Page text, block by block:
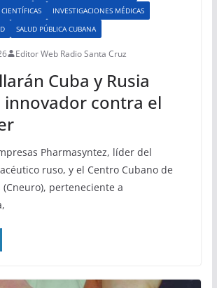
INVESTIGACIONES MÉDICAS
SALUD PÚBLICA CUBANA
Editor Web Radio Santa Cruz
Cuba y Rusia
contra el
Pharmasyntez, líder del
ruso, y el Centro Cubano de
perteneciente a